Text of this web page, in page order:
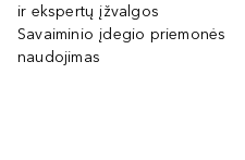
ir ekspertų įžvalgos
Savaiminio įdegio priemonės
naudojimas